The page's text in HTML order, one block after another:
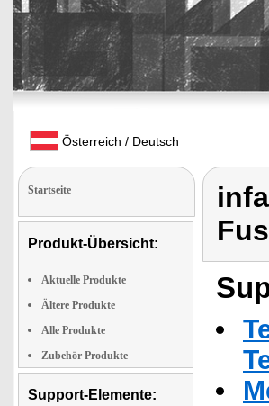
Österreich / Deutsch
Startseite
Produkt-Übersicht:
Aktuelle Produkte
Ältere Produkte
Alle Produkte
Zubehör Produkte
Support-Elemente: